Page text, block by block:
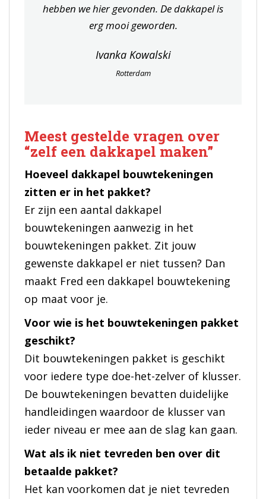
hebben we hier gevonden. De dakkapel is
erg mooi geworden.
Ivanka Kowalski
Rotterdam
Meest gestelde vragen over
“zelf een dakkapel maken”
Hoeveel dakkapel bouwtekeningen
zitten er in het pakket?
Er zijn een aantal dakkapel
bouwtekeningen aanwezig in het
bouwtekeningen pakket. Zit jouw
gewenste dakkapel er niet tussen? Dan
maakt Fred een dakkapel bouwtekening
op maat voor je.
Voor wie is het bouwtekeningen pakket
geschikt?
Dit bouwtekeningen pakket is geschikt
voor iedere type doe-het-zelver of klusser.
De bouwtekeningen bevatten duidelijke
handleidingen waardoor de klusser van
ieder niveau er mee aan de slag kan gaan.
Wat als ik niet tevreden ben over dit
betaalde pakket?
Het kan voorkomen dat je niet tevreden